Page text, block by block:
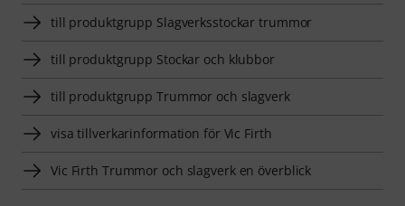
till produktgrupp Slagverksstockar trummor
till produktgrupp Stockar och klubbor
till produktgrupp Trummor och slagverk
visa tillverkarinformation för Vic Firth
Vic Firth Trummor och slagverk en överblick